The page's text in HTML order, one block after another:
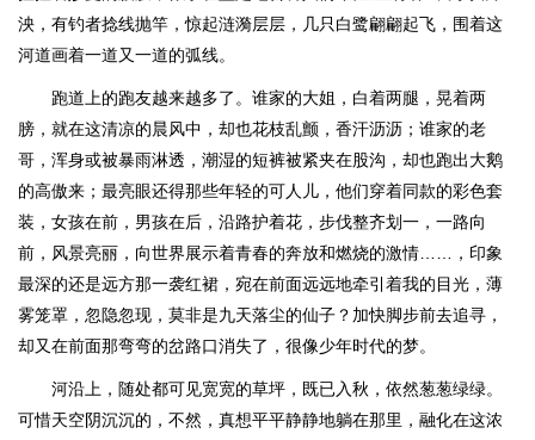
泱，有钓者捻线抛竿，惊起涟漪层层，几只白鹭翩翩起飞，围着这
河道画着一道又一道的弧线。
跑道上的跑友越来越多了。谁家的大姐，白着两腿，晃着两
膀，就在这清凉的晨风中，却也花枝乱颤，香汗沥沥；谁家的老
哥，浑身或被暴雨淋透，潮湿的短裤被紧夹在股沟，却也跑出大鹅
的高傲来；最亮眼还得那些年轻的可人儿，他们穿着同款的彩色套
装，女孩在前，男孩在后，沿路护着花，步伐整齐划一，一路向
前，风景亮丽，向世界展示着青春的奔放和燃烧的激情……，印象
最深的还是远方那一袭红裙，宛在前面远远地牵引着我的目光，薄
雾笼罩，忽隐忽现，莫非是九天落尘的仙子？加快脚步前去追寻，
却又在前面那弯弯的岔路口消失了，很像少年时代的梦。
河沿上，随处都可见宽宽的草坪，既已入秋，依然葱葱绿绿。
可惜天空阴沉沉的，不然，真想平平静静地躺在那里，融化在这浓